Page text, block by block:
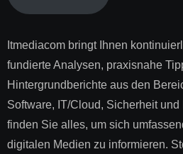
Itmediacom bringt Ihnen
fundierte Analysen, praxisnahe
Hintergrundberichte aus den
Software, IT/Cloud, Sicherheit
finden Sie alles, um sich
digitalen Medien zu informieren.